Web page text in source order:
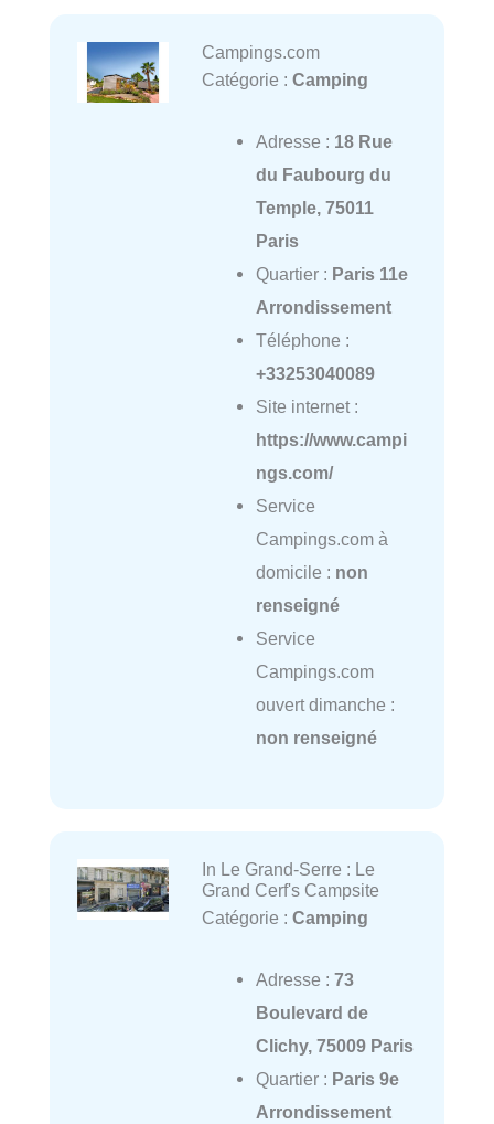
Campings.com
Catégorie : Camping
Adresse : 18 Rue
du Faubourg du
Temple, 75011
Paris
Quartier : Paris 11e
Arrondissement
Téléphone :
+33253040089
Site internet :
https://www.campi
ngs.com/
Service
Campings.com à
domicile : non
renseigné
Service
Campings.com
ouvert dimanche :
non renseigné
In Le Grand-Serre : Le
Grand Cerf's Campsite
Catégorie : Camping
Adresse : 73
Boulevard de
Clichy, 75009 Paris
Quartier : Paris 9e
Arrondissement